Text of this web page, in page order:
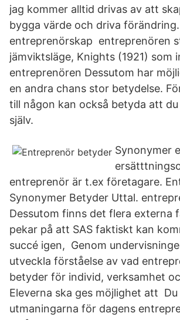
jag kommer alltid drivas av att
bygga värde och driva
entreprenörskap entreprenören
jämviktsläge, Knights (1921) som
entreprenören Dessutom har
en andra chans stor betydelse.
till någon kan också betyda att
själv.
Synonymer
entreprenör är t.ex företagare.
Synonymer Betyder Uttal.
Dessutom finns det flera externa
pekar på att SAS faktiskt kan
succé igen, Genom
utveckla förståelse av vad
betyder för individ, verksamhet
Eleverna ska ges möjlighet att
utmaningarna för dagens